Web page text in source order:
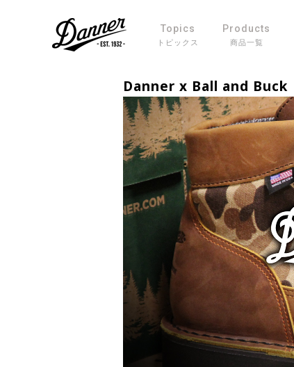
Topics
トピックス
Products
商品一覧
Danner x Ball and Buck